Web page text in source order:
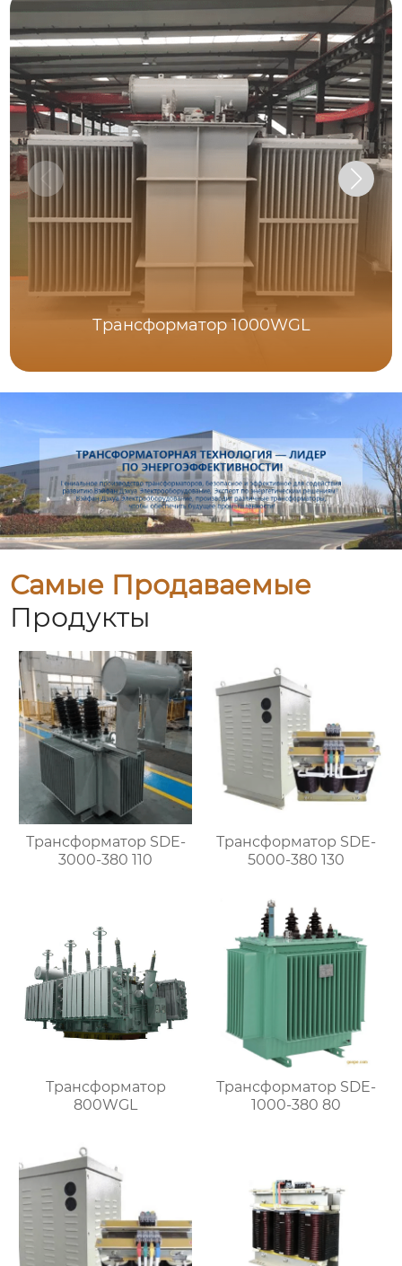
Трансформатор 1000WGL
Самые Продаваемые
Продукты
Трансформатор SDE-
3000-380 110
Трансформатор SDE-
5000-380 130
Трансформатор
800WGL
Трансформатор SDE-
1000-380 80